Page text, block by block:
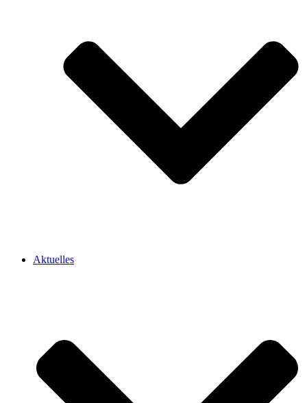
Aktuelles